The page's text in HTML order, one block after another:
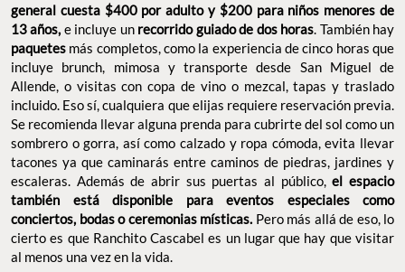
general cuesta $400 por adulto y $200 para niños menores de
13 años, e incluye unrecorrido guiado de dos horas. También hay
paquetes más completos, como la experiencia de cinco horas que
incluye brunch, mimosa y transporte desde San Miguel de
Allende, o visitas con copa de vino o mezcal, tapas y traslado
incluido. Eso sí, cualquiera que elijas requiere reservación previa.
Se recomienda llevar alguna prenda para cubrirte del sol como un
sombrero o gorra, así como calzado y ropa cómoda, evita llevar
tacones ya que caminarás entre caminos de piedras, jardines y
escaleras. Además de abrir sus puertas al público,el espacio
también está disponible para eventos especiales como
conciertos, bodas o ceremonias místicas. Pero más allá de eso, lo
cierto es que Ranchito Cascabel es un lugar que hay que visitar
al menos una vez en la vida.